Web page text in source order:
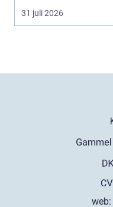
och malteser. Kom...
31 juli 2026
web: